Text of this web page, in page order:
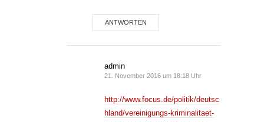
ANTWORTEN
admin
21. November 2016 um 18:18 Uhr
http://www.focus.de/politik/deutsc
hland/vereinigungs-kriminalitaet-